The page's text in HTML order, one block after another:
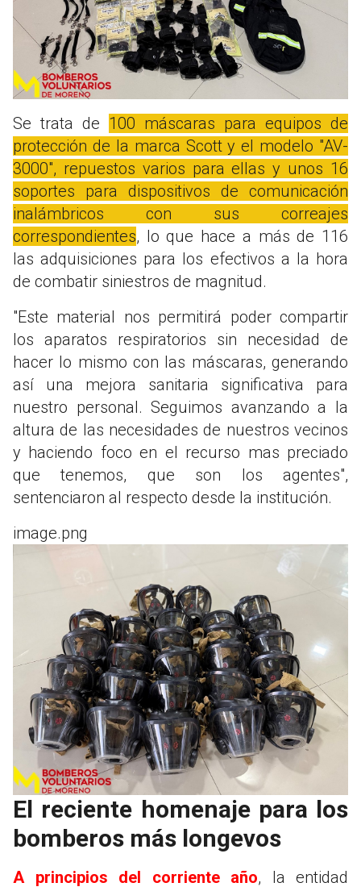
Se trata de 100 máscaras para equipos de
protección de la marca Scott y el modelo "AV-
3000", repuestos varios para ellas y unos 16
soportes para dispositivos de comunicación
inalámbricos con sus correajes
correspondientes, lo que hace a más de 116
las adquisiciones para los efectivos a la hora
de combatir siniestros de magnitud.
"Este material nos permitirá poder compartir
los aparatos respiratorios sin necesidad de
hacer lo mismo con las máscaras, generando
así una mejora sanitaria significativa para
nuestro personal. Seguimos avanzando a la
altura de las necesidades de nuestros vecinos
y haciendo foco en el recurso mas preciado
que tenemos, que son los agentes",
sentenciaron al respecto desde la institución.
image.png
El reciente homenaje para los
bomberos más longevos
A principios del corriente año, la entidad